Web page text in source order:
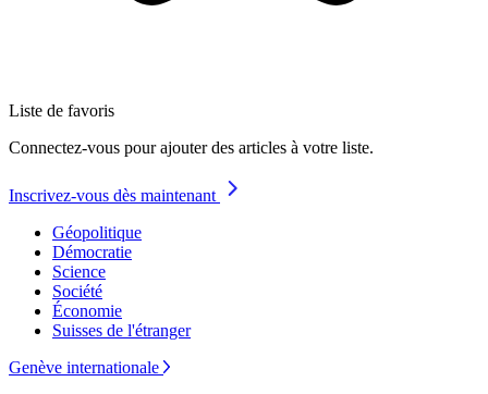
Liste de favoris
Connectez-vous pour ajouter des articles à votre liste.
Inscrivez-vous dès maintenant
Géopolitique
Démocratie
Science
Société
Économie
Suisses de l'étranger
Genève internationale